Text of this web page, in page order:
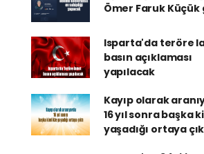
Ömer Faruk Küçük
Isparta'da teröre
basın açıklaması
yapılacak
Kayıp olarak
16 yıl sonra başka
yaşadığı ortaya